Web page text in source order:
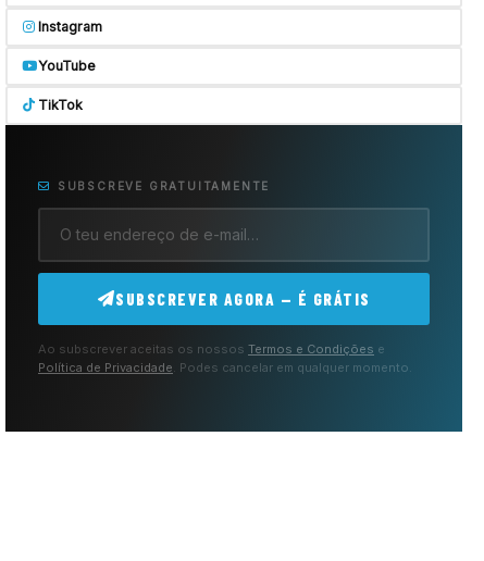
Instagram
YouTube
TikTok
SUBSCREVE GRATUITAMENTE
SUBSCREVER AGORA — É GRÁTIS
Ao subscrever aceitas os nossos Termos e Condições e
Política de Privacidade . Podes cancelar em qualquer momento.